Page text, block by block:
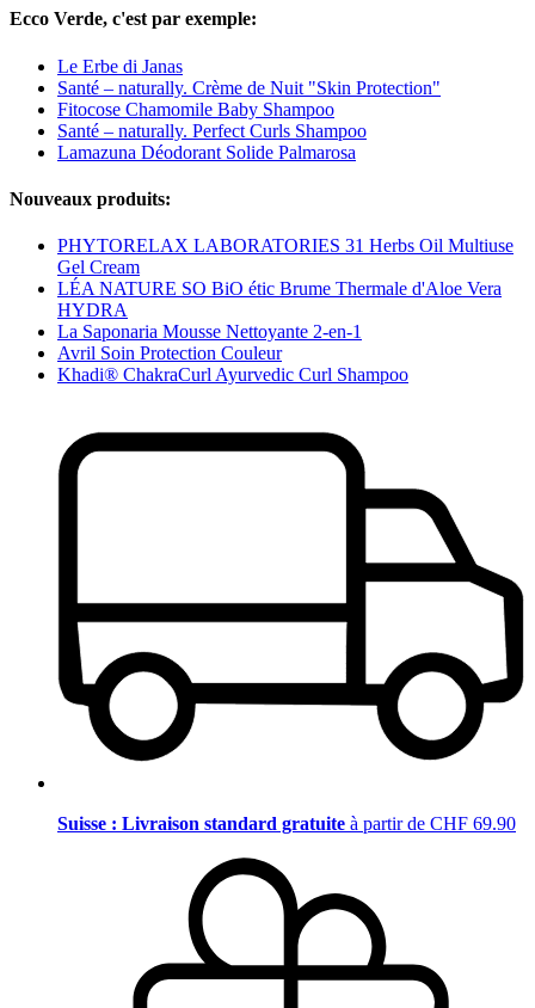
Ecco Verde, c'est par exemple:
Le Erbe di Janas
Santé – naturally. Crème de Nuit "Skin Protection"
Fitocose Chamomile Baby Shampoo
Santé – naturally. Perfect Curls Shampoo
Lamazuna Déodorant Solide Palmarosa
Nouveaux produits:
PHYTORELAX LABORATORIES 31 Herbs Oil Multiuse
Gel Cream
LÉA NATURE SO BiO étic Brume Thermale d'Aloe Vera
HYDRA
La Saponaria Mousse Nettoyante 2-en-1
Avril Soin Protection Couleur
Khadi® ChakraCurl Ayurvedic Curl Shampoo
Suisse : Livraison standard gratuite à partir de CHF 69.90